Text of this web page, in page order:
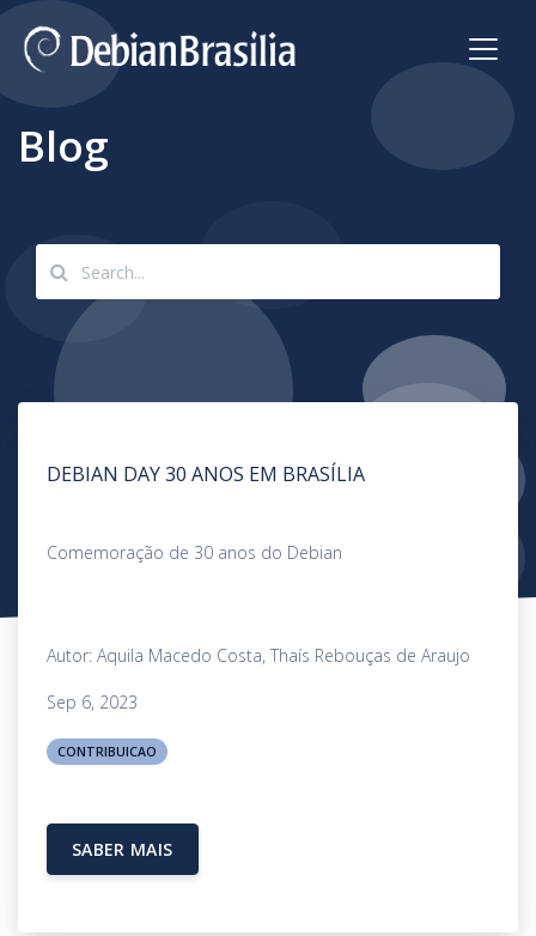
Blog
DEBIAN DAY 30 ANOS EM BRASÍLIA
Comemoração de 30 anos do Debian
Autor: Aquila Macedo Costa, Thaís Rebouças de Araujo
Sep 6, 2023
CONTRIBUICAO
SABER MAIS